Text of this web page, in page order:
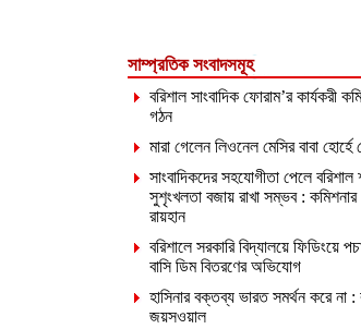
সাম্প্রতিক সংবাদসমূহ
বরিশাল সাংবাদিক ফোরাম’র কার্যকরী
গঠন
মারা গেলেন লিওনেল মেসির বাবা হোর্হে
সাংবাদিকদের সহযোগীতা পেলে বরিশাল
সুশৃংখলতা বজায় রাখা সম্ভব :
রায়হান
বরিশালে সরকারি বিদ্যালয়ে ফিডিংয়ে
বাসি ডিম বিতরণের অভিযোগ
হাসিনার বক্তব্য ভারত সমর্থন করে না :
জয়সওয়াল